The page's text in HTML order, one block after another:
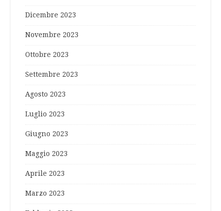
Dicembre 2023
Novembre 2023
Ottobre 2023
Settembre 2023
Agosto 2023
Luglio 2023
Giugno 2023
Maggio 2023
Aprile 2023
Marzo 2023